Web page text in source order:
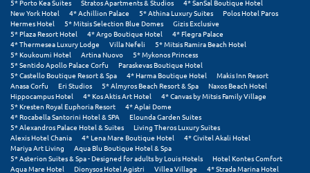
Ρ
Ρέθυμνο
Ρίο
Ρόδος
Σ
5* Porto Kea Suites
Stratos Apartments & Studios
4* SanSal Boutique Hotel
New York Hotel
4* Achillion Palace 5* Athina Luxury Suites
Polos Hotel Paros
Hermes Hotel
5* Mitsis Selection Blue Domes
Gizis Exclusive
5* Plaza Resort Hotel
4* Argo Boutique Hotel
4* Flegra Palace
4* Thermesea Luxury Lodge
Villa Nefeli
5* Mitsis Ramira Beach Hotel
5* Koukoumi Hotel
Artina Nuovo
5* Mykonos Princess
5* Sentido Apollo Palace Corfu
Paraskevas Boutique Hotel
5* Castello Boutique Resort & Spa
4* Harma Boutique Hotel
Makis Inn Resort
Anasa Corfu
Eri Studios 5* Almyros Beach Resort & Spa
Naxos Beach Hotel
Hippocampus Hotel
4* Kos Aktis Art Hotel
4* Canvas by Mitsis Family Village
5* Kresten Royal Euphoria Resort
4* Aplai Dome
4* Rocabella Santorini Hotel & SPA
Elounda Garden Suites
5* Alexandros Palace Hotel & Suites
Living Theros Luxury Suites
Alexis Hotel Chania
4* Lena Mare Boutique Hotel
4* Civitel Akali Hotel
Mariya Art Living
Aqua Blu Boutique Hotel & Spa
5* Asterion Suites & Spa - Designed for adults by Louis Hotels
Hotel Kontes Comfort
Aqua Mare Hotel
Dionysos Hotel Agistri Villea Village
4* Strada Marina Hotel